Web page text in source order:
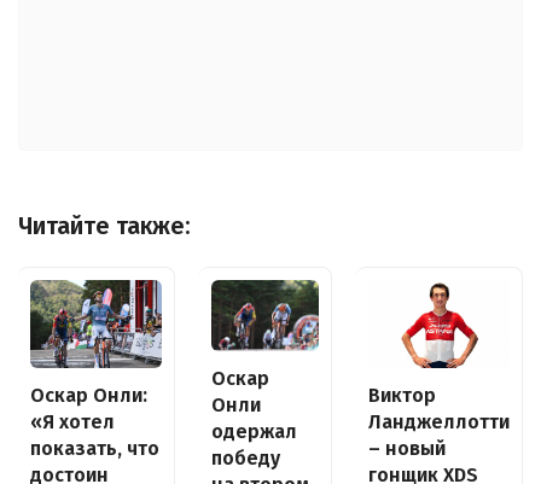
Читайте также:
Оскар Онли:
«Я хотел
показать, что
достоин
Оскар
Онли
одержал
победу
Виктор
Ланджеллотти
– новый
гонщик XDS